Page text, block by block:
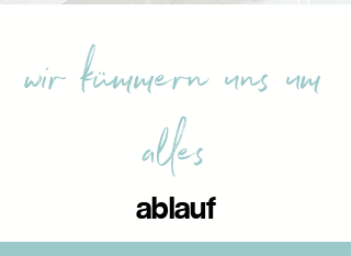
ablauf
wir kümmern uns um
alles